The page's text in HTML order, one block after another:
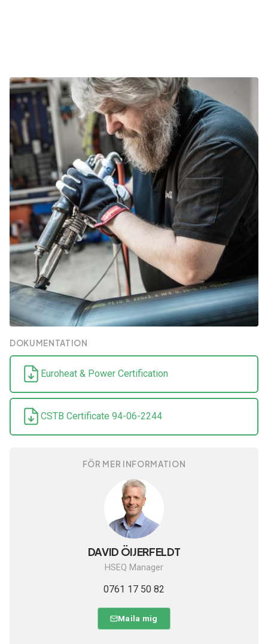
DOKUMENTATION
Euroheat & Power Certification
CSTB Certificate 94-06-2244
FÖR MER INFORMATION
DAVID ÖIJERFELDT
HSEQ Manager
0761 17 50 82
Maila mig